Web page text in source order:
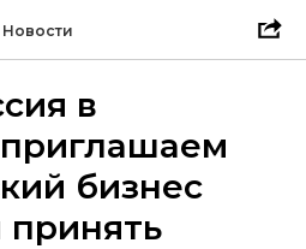
Новости
в
бизнес
принять